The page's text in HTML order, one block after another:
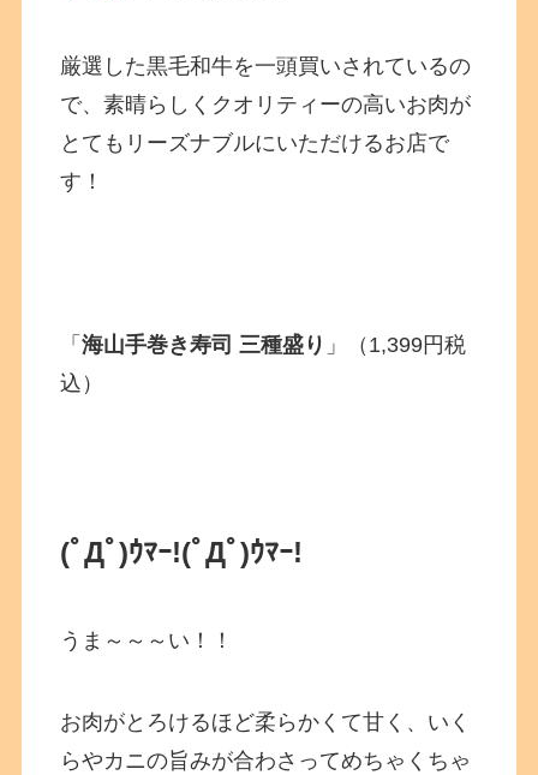
厳選した黒毛和牛を一頭買いされているの
で、素晴らしくクオリティーの高いお肉が
とてもリーズナブルにいただけるお店で
す！
「海山手巻き寿司 三種盛り 」（1,399円税
込）
(ﾟДﾟ)ｳﾏｰ!(ﾟДﾟ)ｳﾏｰ!
うま～～～い！！
お肉がとろけるほど柔らかくて甘く、いく
らやカニの旨みが合わさってめちゃくちゃ